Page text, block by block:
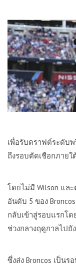
เพื่อรับดราฟต์ระดับ
ถึงรอบตัดเชือกภายใ
โดยไม่มี Wilson และ
อันดับ 5 ของ Broncos
กลับเข้าสู่รอบแรกโ
ช่วงกลางฤดูกาลไปยัง
ซึ่งส่ง Broncos เป็นร